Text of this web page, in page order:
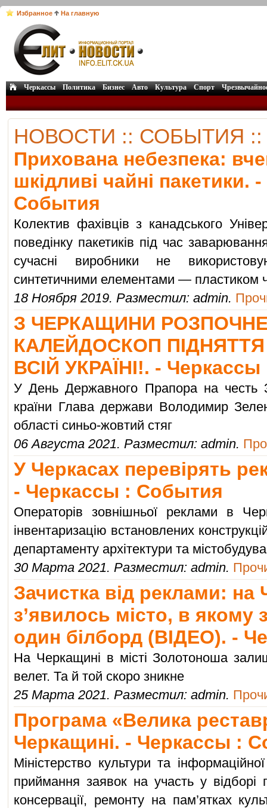
Избранное На главную
Черкассы Политика Бизнес Авто Культура Спорт
НОВОСТИ :: СОБЫТИЯ
Прихована небезпека:
шкідливі чайні пакетики.
События
Колектив фахівців з канадського
поведінку пакетиків під час
сучасні виробники не
синтетичними елементами — пластиком
18 Ноября 2019. Разместил: admin.
З ЧЕРКАЩИНИ
КАЛЕЙДОСКОП
ВСІЙ УКРАЇНІ!. -
У День Державного Прапора на честь
країни Глава держави Володимир
області синьо-жовтий стяг
06 Августа 2021. Разместил: admin.
У Черкасах перевірять
- Черкассы : События
Операторів зовнішньої реклами в
інвентаризацію встановлених
департаменту архітектури та
30 Марта 2021. Разместил: admin.
Зачистка від реклами: на
з’явилось місто, в
один білборд (ВІДЕО). -
На Черкащині в місті Золотоноша
велет. Та й той скоро зникне
25 Марта 2021. Разместил: admin.
Програма «Велика
Черкащині. - Черкассы :
Міністерство культури та
приймання заявок на участь у відборі
консервації, ремонту на пам’ятках